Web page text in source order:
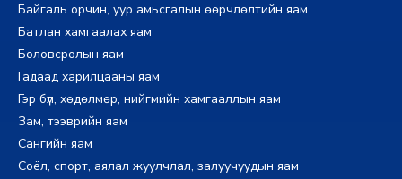
Байгаль орчин, уур амьсгалын өөрчлөлтийн яам
Батлан хамгаалах яам
Боловсролын яам
Гадаад харилцааны яам
Гэр бүл, хөдөлмөр, нийгмийн хамгааллын яам
Зам, тээврийн яам
Сангийн яам
Соёл, спорт, аялал жуулчлал, залуучуудын яам